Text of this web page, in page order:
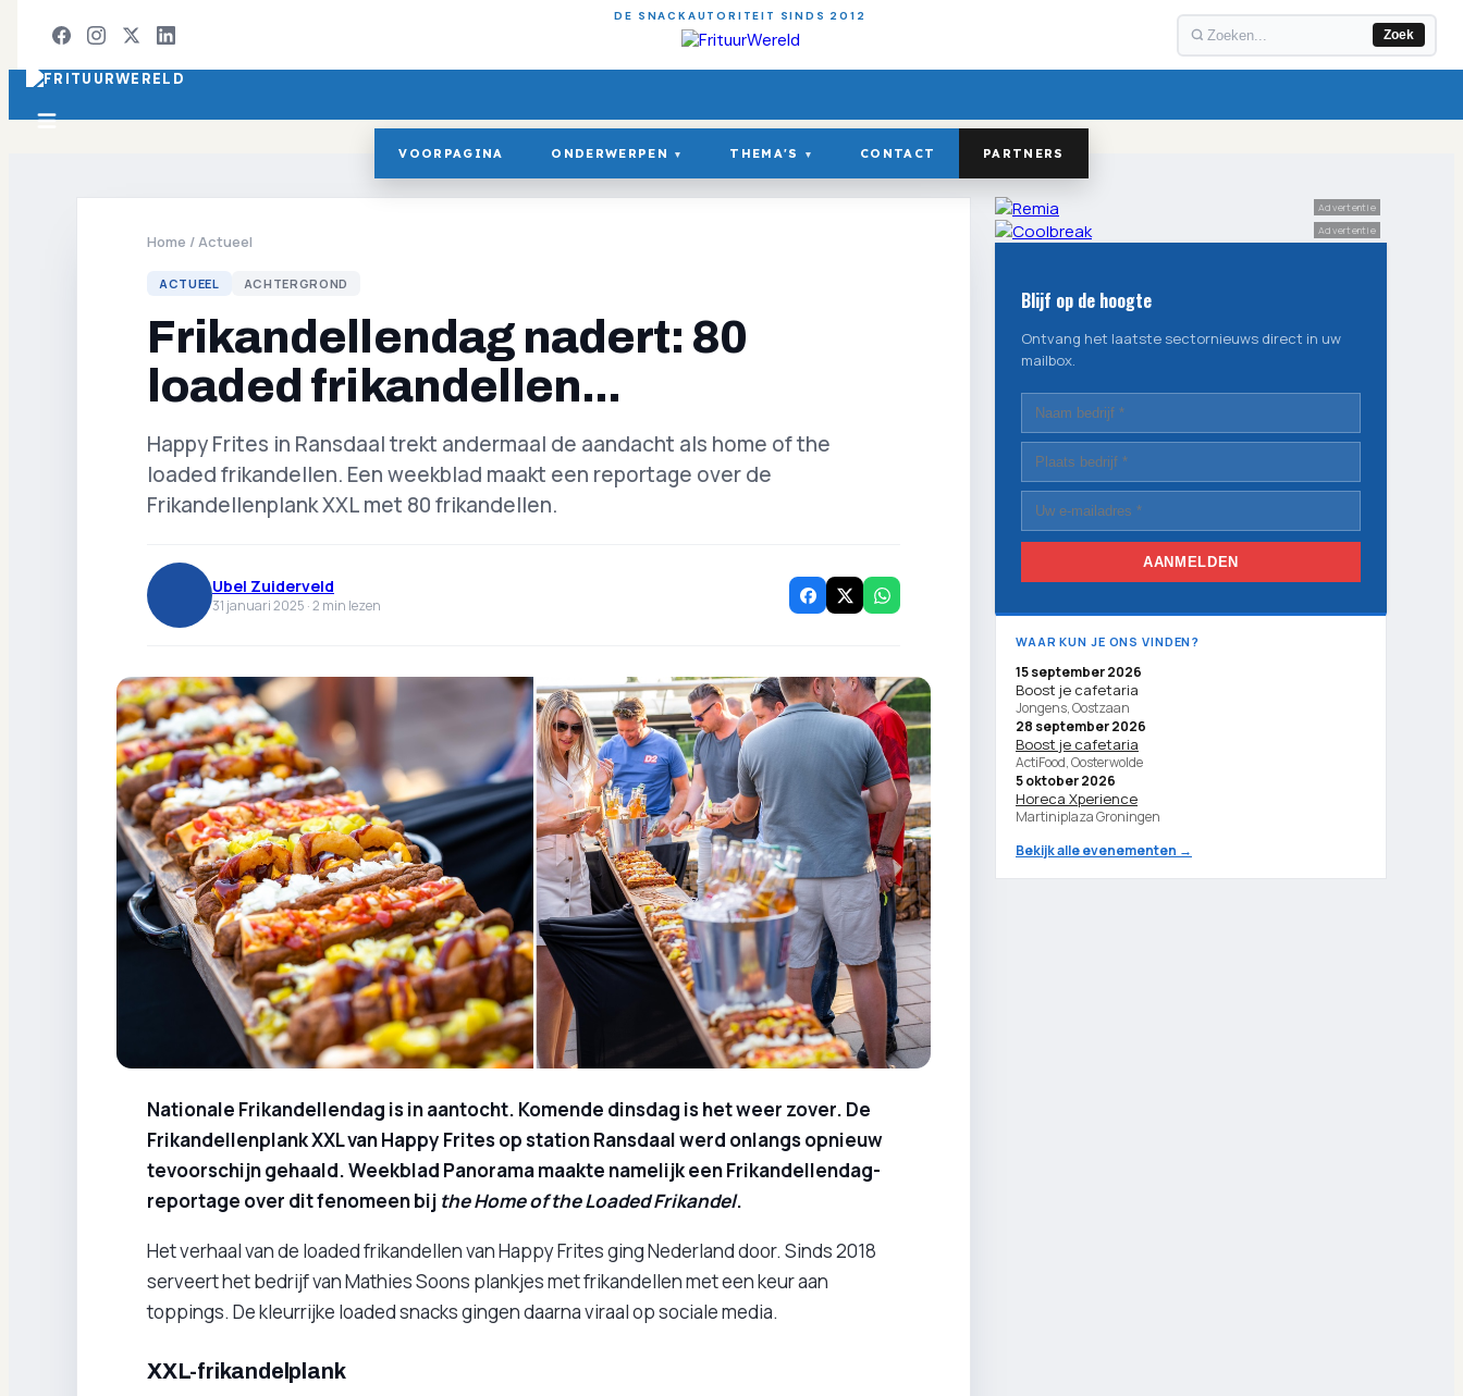
DE SNACKAUTORITEIT SINDS 2012
Zoek
VOORPAGINA ONDERWERPEN ▾ THEMA'S ▾ CONTACT PARTNERS
Home /Actueel
ACTUEEL ACHTERGROND
Frikandellendag nadert: 80
loaded frikandellen...
Happy Frites in Ransdaal trekt andermaal de aandacht als home of the
loaded frikandellen. Een weekblad maakt een reportage over de
Frikandellenplank XXL met 80 frikandellen.
Ubel Zuiderveld
31 januari 2025 ·2 min lezen
Nationale Frikandellendag is in aantocht. Komende dinsdag is het weer zover. De
Frikandellenplank XXL van Happy Frites op station Ransdaal werd onlangs opnieuw
tevoorschijn gehaald. Weekblad Panorama maakte namelijk een Frikandellendag-
reportage over dit fenomeen bij the Home of the Loaded Frikandel.
Het verhaal van de loaded frikandellen van Happy Frites ging Nederland door. Sinds 2018
serveert het bedrijf van Mathies Soons plankjes met frikandellen met een keur aan
toppings. De kleurrijke loaded snacks gingen daarna viraal op sociale media.
XXL-frikandelplank
Advertentie
Advertentie
Blijf op de hoogte
Ontvang het laatste sectornieuws direct in uw
mailbox.
AANMELDEN
WAAR KUN JE ONS VINDEN?
15 september 2026
Boost je cafetaria
Jongens, Oostzaan
28 september 2026
Boost je cafetaria
ActiFood, Oosterwolde
5 oktober 2026
Horeca Xperience
Martiniplaza Groningen
Bekijk alle evenementen →